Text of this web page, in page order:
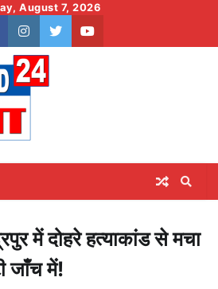
August 7, 2026
instagram
twitteryoutube
में दोहरे हत्याकांड से मचा
जाँच में!